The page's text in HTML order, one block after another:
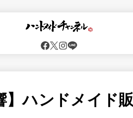
】ハンドメイド販